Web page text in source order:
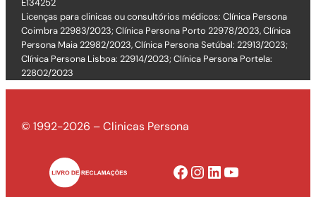
Licenças para clinicas ou consultórios médicos: Clínica Persona
Coimbra 22983/2023; Clínica Persona Porto 22978/2023, Clínica
Persona Maia 22982/2023, Clínica Persona Setúbal: 22913/2023;
Clínica Persona Lisboa: 22914/2023; Clínica Persona Portela:
22802/2023
© 1992-2026 – Clinicas Persona
Facebook Instagram LinkedIn YouTube